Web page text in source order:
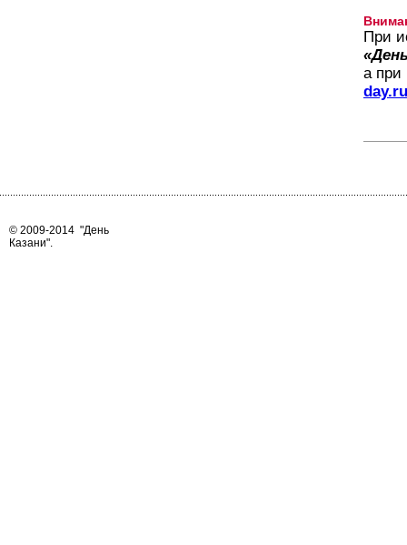
При
а при
day.ru
© 2009-2014 "День
Казани".